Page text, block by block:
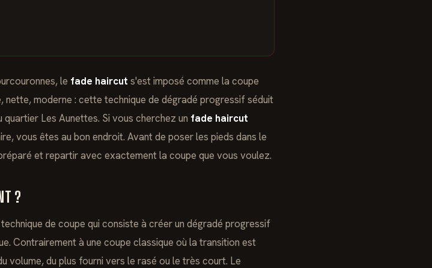
le fade haircut s'est imposé comme la coupe
nette, moderne : cette technique de dégradé progressif séduit
Les Aunettes. Si vous cherchez un fade haircut
vous êtes au bon endroit. Avant de poser les pieds dans le
et repartir avec exactement la coupe que vous voulez.
?
de coupe qui consiste à créer un dégradé progressif
Contrairement à une coupe classique où la transition est
volume, du plus fourni vers le rasé ou le très court. Le